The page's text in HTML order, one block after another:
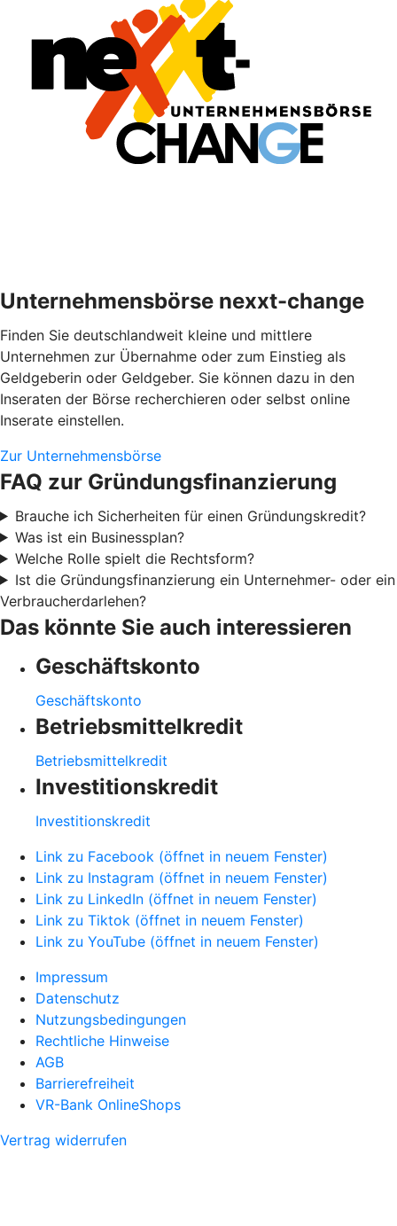
Unternehmensbörse nexxt-change
Finden Sie deutschlandweit kleine und mittlere
Unternehmen zur Übernahme oder zum Einstieg als
Geldgeberin oder Geldgeber. Sie können dazu in den
Inseraten der Börse recherchieren oder selbst online
Inserate einstellen.
Zur Unternehmensbörse
FAQ zur Gründungsfinanzierung
Brauche ich Sicherheiten für einen Gründungskredit?
Was ist ein Businessplan?
Welche Rolle spielt die Rechtsform?
Ist die Gründungsfinanzierung ein Unternehmer- oder ein
Verbraucherdarlehen?
Das könnte Sie auch interessieren
Geschäftskonto
Geschäftskonto
Betriebsmittelkredit
Betriebsmittelkredit
Investitionskredit
Investitionskredit
Link zu Facebook (öffnet in neuem Fenster)
Link zu Instagram (öffnet in neuem Fenster)
Link zu LinkedIn (öffnet in neuem Fenster)
Link zu Tiktok (öffnet in neuem Fenster)
Link zu YouTube (öffnet in neuem Fenster)
Impressum
Datenschutz
Nutzungsbedingungen
Rechtliche Hinweise
AGB
Barrierefreiheit
VR-Bank OnlineShops
Vertrag widerrufen